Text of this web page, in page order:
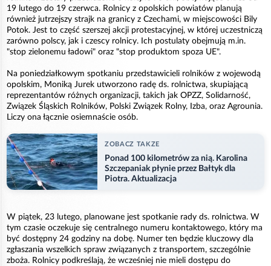
19 lutego do 19 czerwca. Rolnicy z opolskich powiatów planują
również jutrzejszy strajk na granicy z Czechami, w miejscowości Bily
Potok. Jest to część szerszej akcji protestacyjnej, w której uczestniczą
zarówno polscy, jak i czescy rolnicy. Ich postulaty obejmują m.in.
"stop zielonemu ładowi" oraz "stop produktom spoza UE".
Na poniedziałkowym spotkaniu przedstawicieli rolników z wojewodą
opolskim, Moniką Jurek utworzono radę ds. rolnictwa, skupiającą
reprezentantów różnych organizacji, takich jak OPZZ, Solidarność,
Związek Śląskich Rolników, Polski Związek Rolny, Izba, oraz Agrounia.
Liczy ona łącznie osiemnaście osób.
ZOBACZ TAKZE
Ponad 100 kilometrów za nią. Karolina
Szczepaniak płynie przez Bałtyk dla
Piotra. Aktualizacja
W piątek, 23 lutego, planowane jest spotkanie rady ds. rolnictwa. W
tym czasie oczekuje się centralnego numeru kontaktowego, który ma
być dostępny 24 godziny na dobę. Numer ten będzie kluczowy dla
zgłaszania wszelkich spraw związanych z transportem, szczególnie
zboża. Rolnicy podkreślają, że wcześniej nie mieli dostępu do